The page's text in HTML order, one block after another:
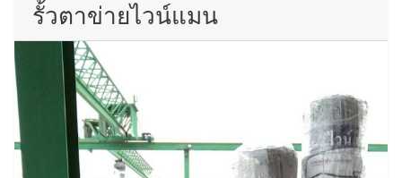
รั้วตาข่ายไวน์แมน